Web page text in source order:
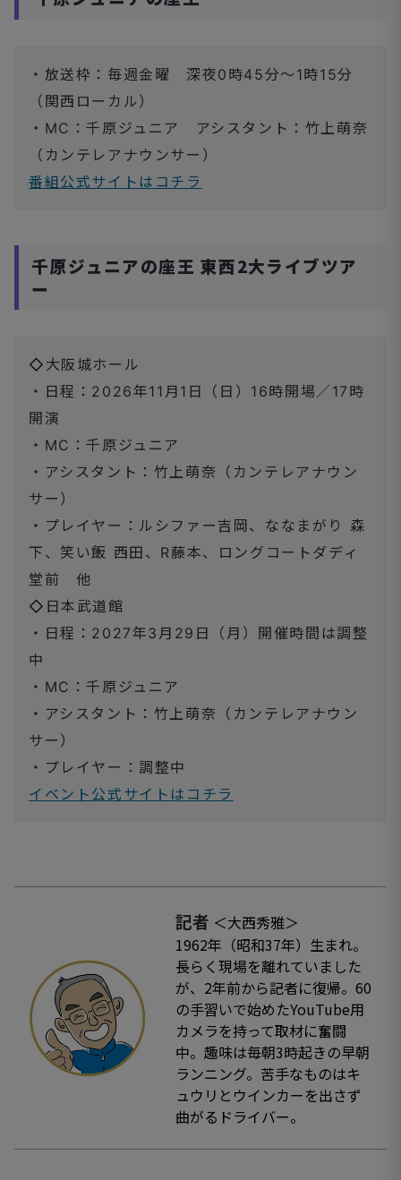
・放送枠：毎週金曜 深夜0時45分～1時15分
（関西ローカル）
・MC：千原ジュニア アシスタント：竹上萌奈
（カンテレアナウンサー）
番組公式サイトはコチラ
千原ジュニアの座王 東西2大ライブツア
ー
◇ 大阪城ホール
・日程：2026年11月1日（日）16時開場／17時
開演
・MC：千原ジュニア
・アシスタント：竹上萌奈（カンテレアナウン
サー）
・プレイヤー：ルシファー吉岡、ななまがり 森
下、笑い飯 西田、R藤本、ロングコートダディ
堂前 他
◇ 日本武道館
・日程：2027年3月29日（月）開催時間は調整
中
・MC：千原ジュニア
・アシスタント：竹上萌奈（カンテレアナウン
サー）
・プレイヤー：調整中
イベント公式サイトはコチラ
記者 ＜大西秀雅＞
1962年（昭和37年）生まれ。
長らく現場を離れていました
が、2年前から記者に復帰。60
の手習いで始めたYouTube用
カメラを持って取材に奮闘
中。趣味は毎朝3時起きの早朝
ランニング。苦手なものはキ
ュウリとウインカーを出さず
曲がるドライバー。